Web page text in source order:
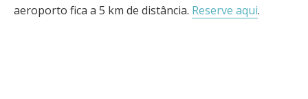
aeroporto fica a 5 km de distância. Reserve aqui.